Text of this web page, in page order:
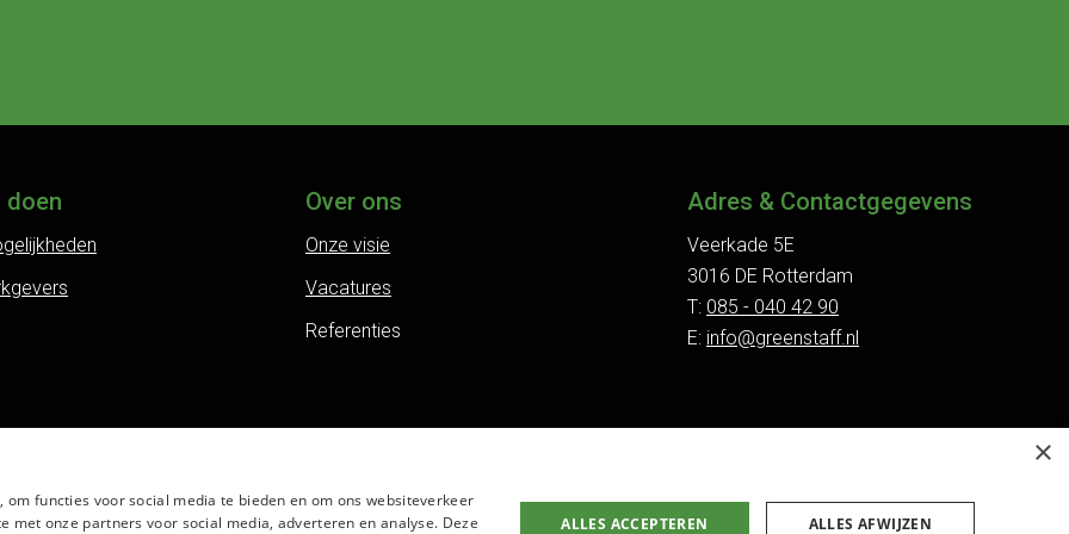
doen Over ons
Onze visie
Vacatures
Referenties
Adres & Contactgegevens
Veerkade 5E
3016 DE Rotterdam
T: 085 - 040 42 90
E: info@greenstaff.nl
×
functies voor social media te bieden en om ons websiteverkeer
onze partners voor social media, adverteren en analyse. Deze
ALLES ACCEPTEREN ALLES AFWIJZEN